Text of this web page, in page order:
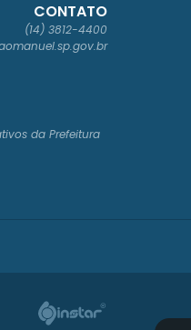
CONTATO
(14) 3812-4400
da Prefeitura